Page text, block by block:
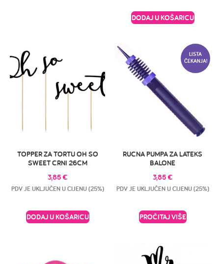
DODAJ U KOŠARICU
TOPPER ZA TORTU OH SO
SWEET CRNI 26CM
3,85 €
PDV JE UKLJUČEN U CIJENU (25%)
DODAJ U KOŠARICU
LISTA
ČEKANJA!
RUCNA PUMPA ZA LATEKS
BALONE
3,85 €
PDV JE UKLJUČEN U CIJENU (25%)
PROČITAJ VIŠE